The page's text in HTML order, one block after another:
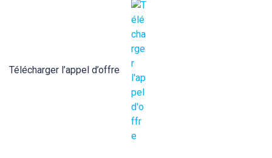
Télécharger l’appel d’offre